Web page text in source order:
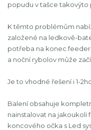
popudu v tašce takovýto
K těmto problémům
založené na ledkově-
potřeba na konec feeder
a noční rybolov může
Je to vhodné řešení i 1-
Balení obsahuje
nainstalovat na jakoukoli
koncového očka s Led